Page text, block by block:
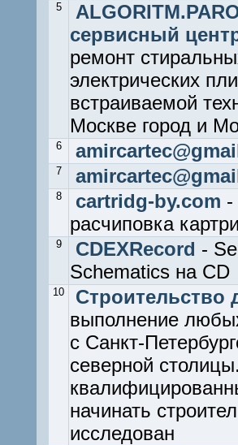
5
сервисный
ремонт
электрических
встраиваемой
Москве город и
6
7
8 cartridg-by.com -
расчиповка
9 CDEXRecord -
Schematics на CD
10
Cтроительство
выполнение
с Санкт-
северной
начинать
исследован